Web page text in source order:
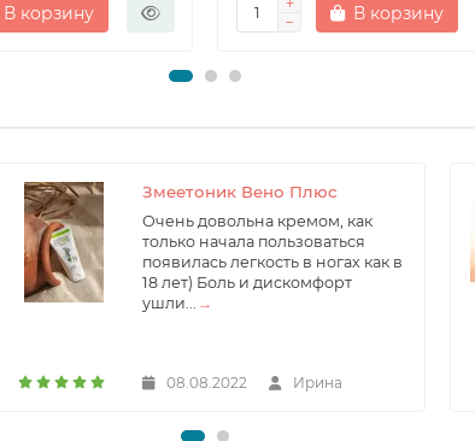
В корзину В корзину
Змеетоник Вено Плюс
Очень довольна кремом, как
только начала пользоваться
появилась легкость в ногах как в
18 лет) Боль и дискомфорт
ушли...→
08.08.2022 Ирина